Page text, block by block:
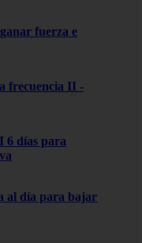
fuerza e
frecuencia II -
6 días para
al día para bajar